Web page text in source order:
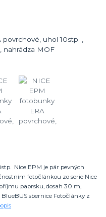
Nice EPM je pár pevných
fotočlánkou zo serie Nice
paprsku, dosah 30 m,
sbernice Fotočlánky z